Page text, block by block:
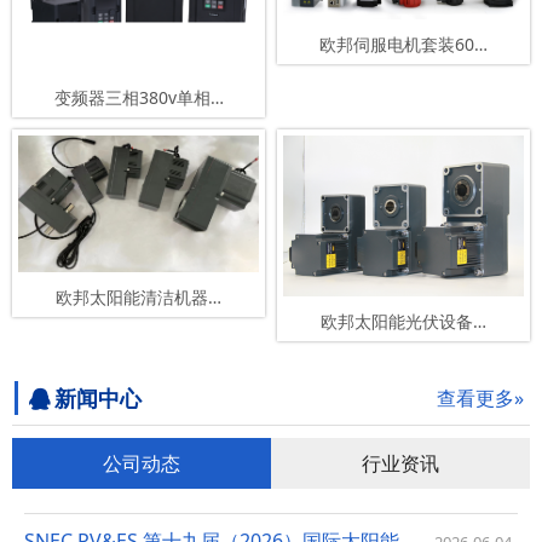
变频器三相380v单相…
欧邦伺服电机套装60…
欧邦太阳能清洁机器…
欧邦太阳能光伏设备…
新闻中心 查看更多»
公司动态 行业资讯